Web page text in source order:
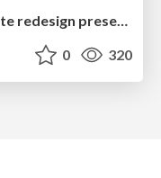
0 320